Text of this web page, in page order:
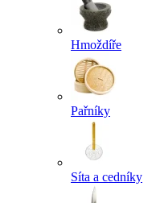
Hmoždíře
Pařníky
Síta a cedníky